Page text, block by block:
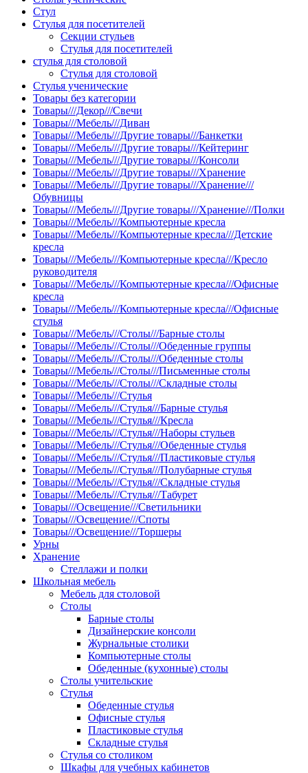
Стул
Стулья для посетителей
Секции стульев
Стулья для посетителей
стулья для столовой
Стулья для столовой
Стулья ученические
Товары без категории
Товары///Декор///Свечи
Товары///Мебель///Диван
Товары///Мебель///Другие товары///Банкетки
Товары///Мебель///Другие товары///Кейтеринг
Товары///Мебель///Другие товары///Консоли
Товары///Мебель///Другие товары///Хранение
Товары///Мебель///Другие товары///Хранение///
Обувницы
Товары///Мебель///Другие товары///Хранение///Полки
Товары///Мебель///Компьютерные кресла
Товары///Мебель///Компьютерные кресла///Детские
кресла
Товары///Мебель///Компьютерные кресла///Кресло
руководителя
Товары///Мебель///Компьютерные кресла///Офисные
кресла
Товары///Мебель///Компьютерные кресла///Офисные
стулья
Товары///Мебель///Столы///Барные столы
Товары///Мебель///Столы///Обеденные группы
Товары///Мебель///Столы///Обеденные столы
Товары///Мебель///Столы///Письменные столы
Товары///Мебель///Столы///Складные столы
Товары///Мебель///Стулья
Товары///Мебель///Стулья///Барные стулья
Товары///Мебель///Стулья///Кресла
Товары///Мебель///Стулья///Наборы стульев
Товары///Мебель///Стулья///Обеденные стулья
Товары///Мебель///Стулья///Пластиковые стулья
Товары///Мебель///Стулья///Полубарные стулья
Товары///Мебель///Стулья///Складные стулья
Товары///Мебель///Стулья///Табурет
Товары///Освещение///Светильники
Товары///Освещение///Споты
Товары///Освещение///Торшеры
Урны
Хранение
Стеллажи и полки
Школьная мебель
Мебель для столовой
Столы
Барные столы
Дизайнерские консоли
Журнальные столики
Компьютерные столы
Обеденные (кухонные) столы
Столы учительские
Стулья
Обеденные стулья
Офисные стулья
Пластиковые стулья
Складные стулья
Стулья со столиком
Шкафы для учебных кабинетов